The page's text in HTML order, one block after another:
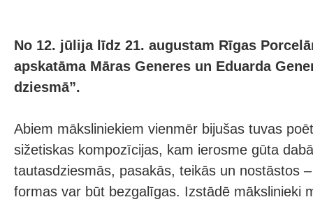
No 12. jūlija līdz 21. augustam Rīgas
apskatāma Māras Generes un Eduarda
dziesmā”.
Abiem māksliniekiem vienmēr bijušas tuvas
sižetiskas kompozīcijas, kam ierosme gūta
tautasdziesmās, pasakās, teikās un nostāstos
formas var būt bezgalīgas. Izstādē mākslinieki